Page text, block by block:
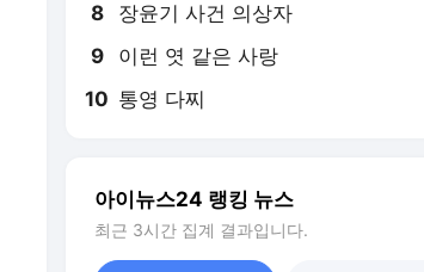
8 장윤기 사건 의상자
9 이런 엿 같은 사랑
10 통영 다찌
아이뉴스24 랭킹 뉴스
최근 3시간 집계 결과입니다.